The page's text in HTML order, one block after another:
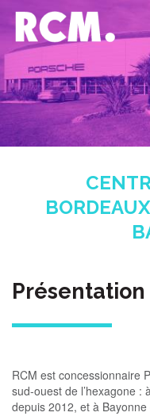
Aller au contenu principal
Présentation
RCM est concessionnaire
sud-ouest de l’hexagone :
depuis 2012, et à